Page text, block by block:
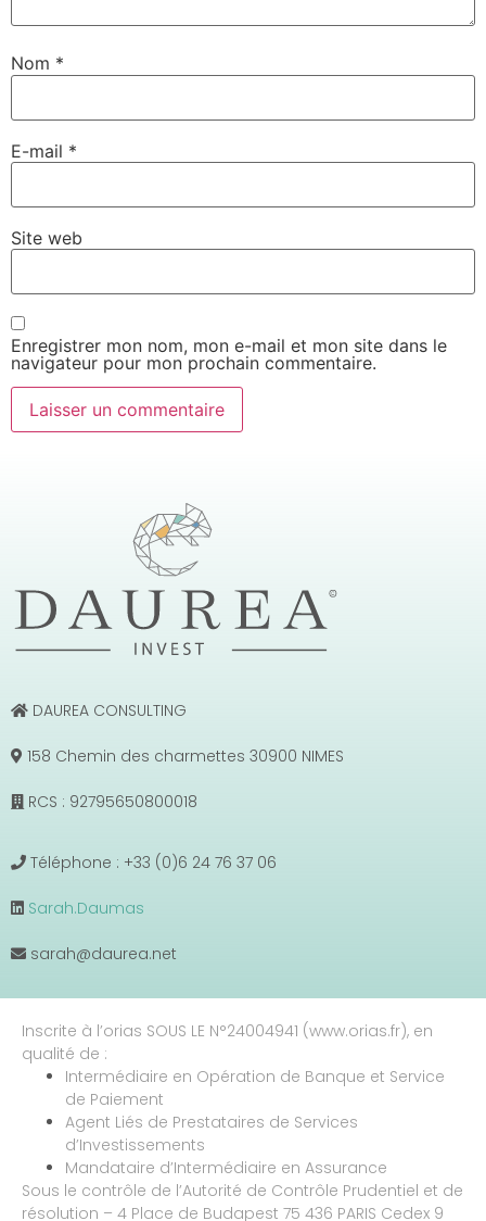
Nom *
E-mail *
Site web
Enregistrer mon nom, mon e-mail et mon site dans le
navigateur pour mon prochain commentaire.
DAUREA CONSULTING
158 Chemin des charmettes 30900 NIMES
RCS : 92795650800018
Téléphone : +33 (0)6 24 76 37 06
Sarah.Daumas
sarah@daurea.net
Inscrite à l’orias SOUS LE N°24004941 (www.orias.fr), en
qualité de :
Intermédiaire en Opération de Banque et Service
de Paiement
Agent Liés de Prestataires de Services
d’Investissements
Mandataire d’Intermédiaire en Assurance
Sous le contrôle de l’Autorité de Contrôle Prudentiel et de
résolution – 4 Place de Budapest 75 436 PARIS Cedex 9